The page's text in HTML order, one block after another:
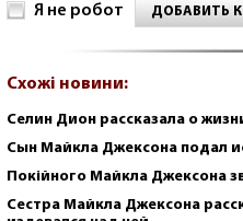
Я не робот ДОБАВИТЬ
Схожі новини:
Селин Дион рассказала о
Сын Майкла Джексона подал
Покійного Майкла Джексона
Сестра Майкла Джексона